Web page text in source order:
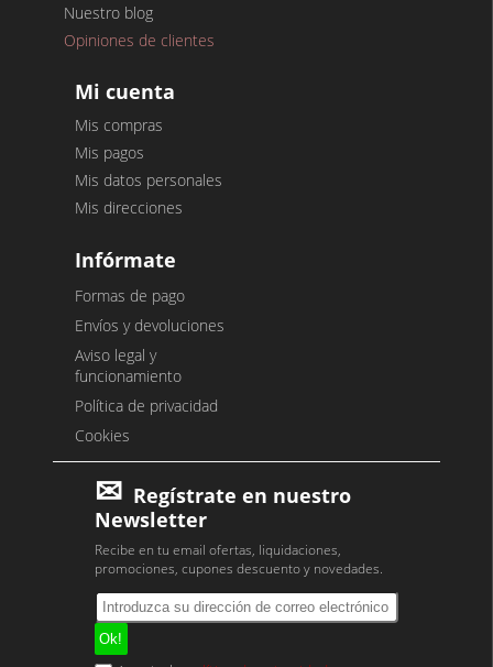
Nuestro blog
Opiniones de clientes
Mi cuenta
Mis compras
Mis pagos
Mis datos personales
Mis direcciones
Infórmate
Formas de pago
Envíos y devoluciones
Aviso legal y
funcionamiento
Política de privacidad
Cookies
Regístrate en nuestro
Newsletter
Recibe en tu email ofertas, liquidaciones,
promociones, cupones descuento y novedades.